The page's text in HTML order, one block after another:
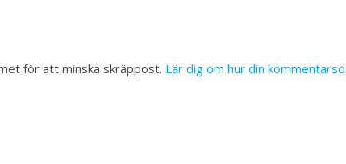
för att minska skräppost. Lär dig om hur din